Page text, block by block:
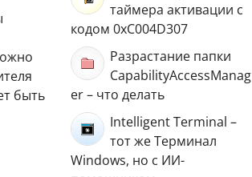
быть
таймера активации с
кодом 0xC004D307
Разрастание папки
CapabilityAccessManag
er – что делать
Intelligent Terminal –
тот же Терминал
Windows, но с ИИ-